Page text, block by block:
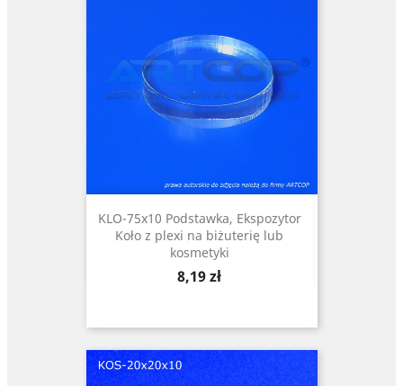
KLO-75x10 Podstawka, Ekspozytor
Koło z plexi na biżuterię lub
kosmetyki
Cena
8,19 zł